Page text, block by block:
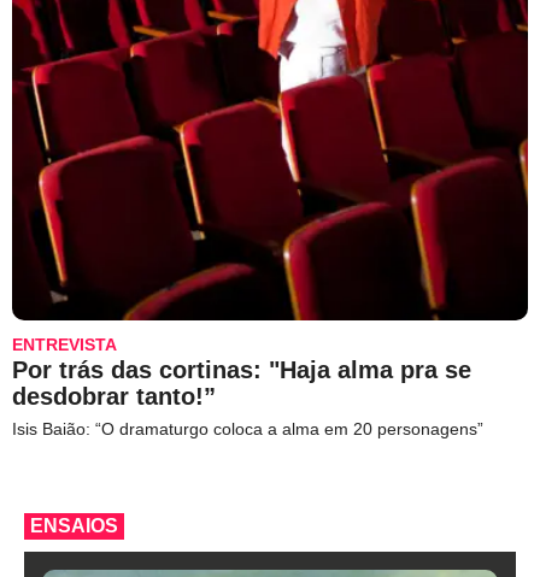
ENTREVISTA
Por trás das cortinas: "Haja alma pra se
desdobrar tanto!”
Isis Baião: “O dramaturgo coloca a alma em 20 personagens”
ENSAIOS